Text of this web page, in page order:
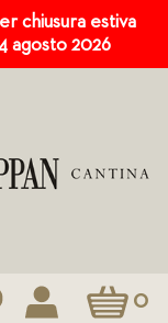
chiusura estiva
agosto 2026
Carrello0